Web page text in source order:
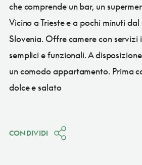
che comprende un bar, un
Vicino a Trieste e a pochi minuti
Slovenia. Offre camere con servizi
semplici e funzionali. A
un comodo appartamento. Prima
dolce e salato
CONDIVIDI